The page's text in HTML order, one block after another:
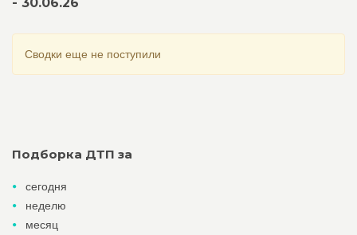
Сводки еще не поступили
Подборка ДТП за
сегодня
неделю
месяц